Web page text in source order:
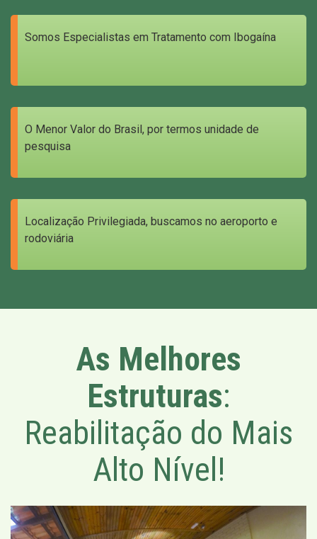
Somos Especialistas em Tratamento com Ibogaína
O Menor Valor do Brasil, por termos unidade de
pesquisa
Localização Privilegiada, buscamos no aeroporto e
rodoviária
As Melhores
Estruturas:
Reabilitação do Mais
Alto Nível!